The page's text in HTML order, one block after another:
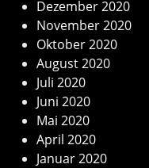
Dezember 2020
November 2020
Oktober 2020
August 2020
Juli 2020
Juni 2020
Mai 2020
April 2020
Januar 2020